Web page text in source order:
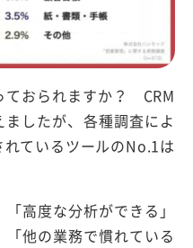
ておられますか？ CRM
したが、各種調査によ
ているツールのNo.1は
高度な分析ができる」
「他の業務で慣れている